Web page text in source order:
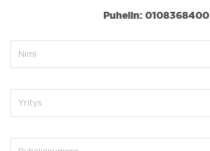
Puhelin: 0108368400